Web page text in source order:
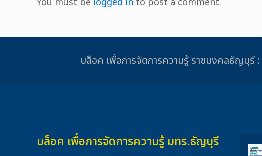
You must be logged in to post a comment.
บล็อค เพื่อการจัดการความรู้ ราชมงคลธัญ
บล็อค เพื่อการจัดการความรู้ มทร.ธัญบุรี